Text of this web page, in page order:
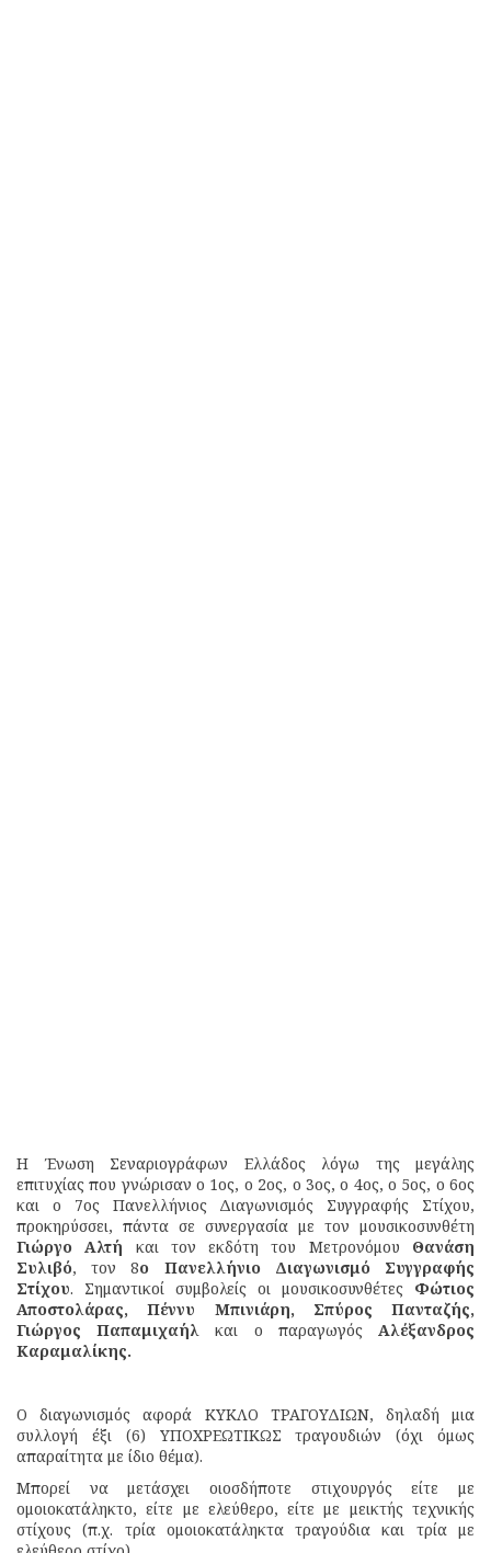
Η Ένωση Σεναριογράφων Ελλάδος λόγω της μεγάλης
επιτυχίας που γνώρισαν ο 1ος, ο 2ος, ο 3ος, ο 4ος, ο 5ος, ο 6ος
και ο 7ος Πανελλήνιος Διαγωνισμός Συγγραφής Στίχου,
προκηρύσσει, πάντα σε συνεργασία με τον μουσικοσυνθέτη
Γιώργο Αλτή και τον εκδότη του Μετρονόμου Θανάση
Συλιβό, τον 8ο Πανελλήνιο Διαγωνισμό Συγγραφής
Στίχου. Σημαντικοί συμβολείς οι μουσικοσυνθέτες Φώτιος
Αποστολάρας,Πέννυ Μπινιάρη, Σπύρος Πανταζής,
Γιώργος Παπαμιχαήλκαι ο παραγωγόςΑλέξανδρος
Καραμαλίκης.
Ο διαγωνισμός αφορά ΚΥΚΛΟ ΤΡΑΓΟΥΔΙΩΝ, δηλαδή μια
συλλογή έξι (6) ΥΠΟΧΡΕΩΤΙΚΩΣ τραγουδιών (όχι όμως
απαραίτητα με ίδιο θέμα).
Μπορεί να μετάσχει οιοσδήποτε στιχουργός είτε με
ομοιοκατάληκτο, είτε με ελεύθερο, είτε με μεικτής τεχνικής
στίχους (π.χ. τρία ομοιοκατάληκτα τραγούδια και τρία με